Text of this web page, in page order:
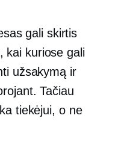
gali skirtis
kai kuriose gali
užsakymą ir
Tačiau
tiekėjui, o ne